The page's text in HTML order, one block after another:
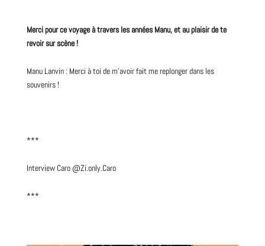
Merci pour ce voyage à travers les années Manu, et au plaisir de te
revoir sur scène !
Manu Lanvin : Merci à toi de m’avoir fait me replonger dans les
souvenirs !
***
InterviewCaro @Zi.only.Caro
***